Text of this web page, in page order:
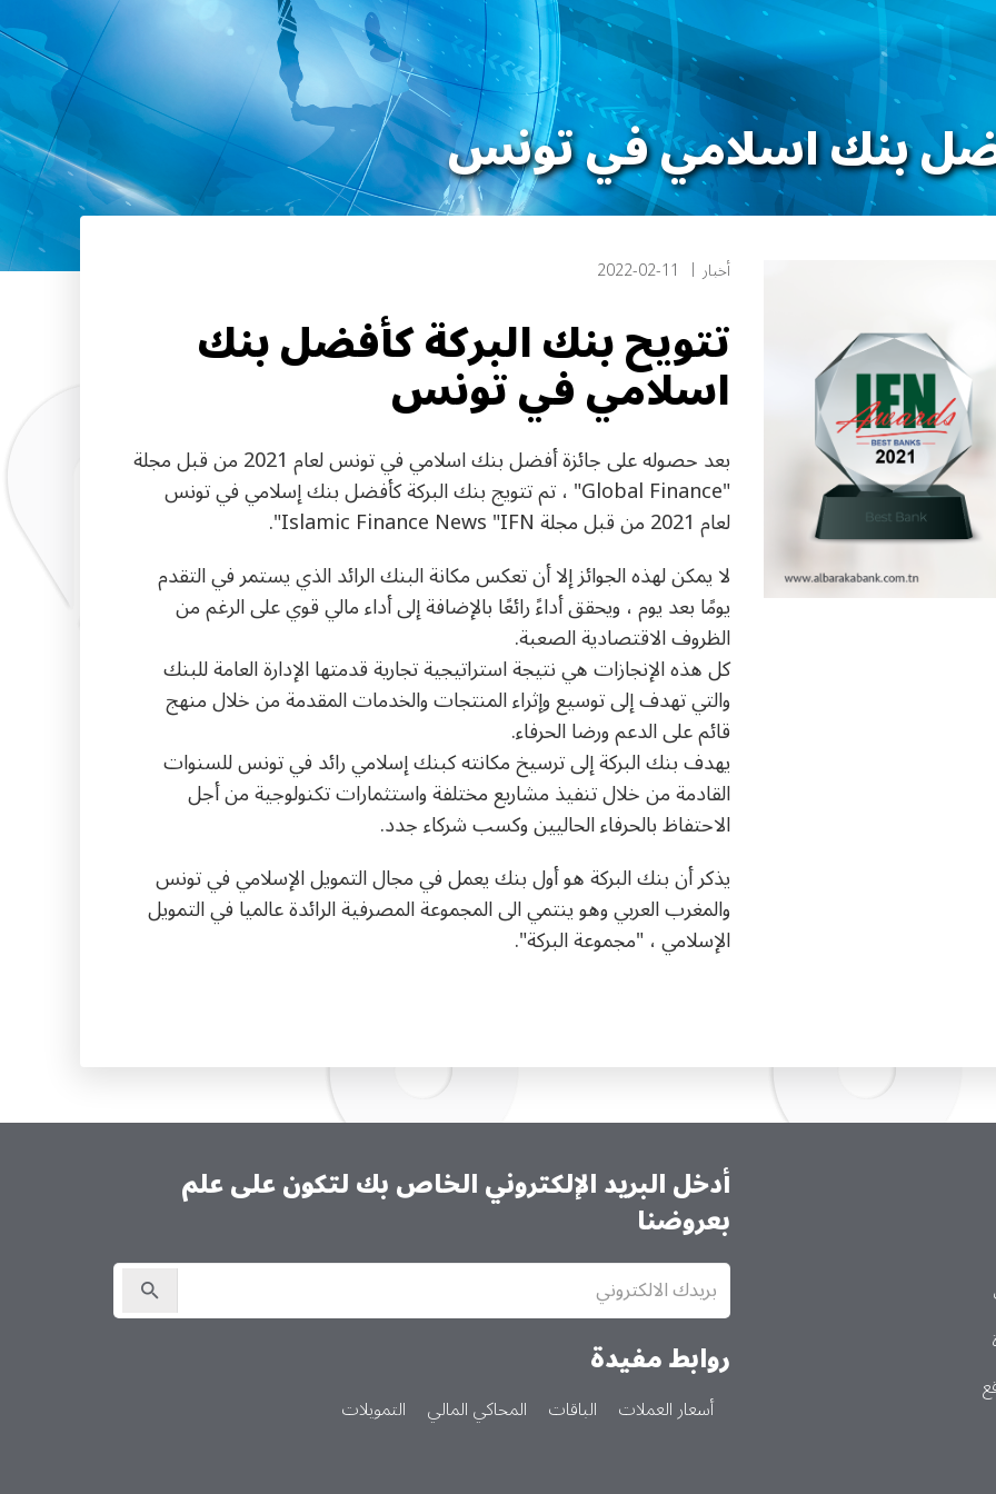
بنك اسلامي في تونس
أخبار 2022-02-11
تتويح بنك البركة كأفضل بنك
اسلامي في تونس
بعد حصوله على جائزة أفضل بنك اسلامي في تونس لعام 2021 من قبل مجلة
"Global Finance" ، تم تتويج بنك البركة كأفضل بنك إسلامي في تونس
لعام 2021 من قبل مجلة Islamic Finance News "IFN".
لا يمكن لهذه الجوائز إلا أن تعكس مكانة البنك الرائد الذي يستمر في التقدم
يومًا بعد يوم ، ويحقق أداءً رائعًا بالإضافة إلى أداء مالي قوي على الرغم من
الظروف الاقتصادية الصعبة.
كل هذه الإنجازات هي نتيجة استراتيجية تجارية قدمتها الإدارة العامة للبنك
والتي تهدف إلى توسيع وإثراء المنتجات والخدمات المقدمة من خلال منهج
قائم على الدعم ورضا الحرفاء.
يهدف بنك البركة إلى ترسيخ مكانته كبنك إسلامي رائد في تونس للسنوات
القادمة من خلال تنفيذ مشاريع مختلفة واستثمارات تكنولوجية من أجل
الاحتفاظ بالحرفاء الحاليين وكسب شركاء جدد.
يذكر أن بنك البركة هو أول بنك يعمل في مجال التمويل الإسلامي في تونس
والمغرب العربي وهو ينتمي الى المجموعة المصرفية الرائدة عالميا في التمويل
الإسلامي ، "مجموعة البركة".
أدخل البريد الإلكتروني الخاص بك لتكون على علم
بعروضنا
الاشتراك
في
النشرة
روابط مفيدة
أسعار العملات الباقات المحاكي المالي التمويلات